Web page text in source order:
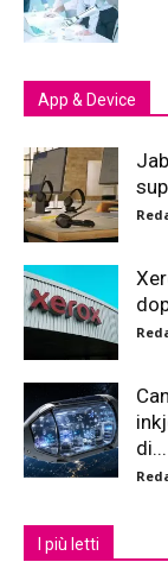
App & Device
di...
I più letti